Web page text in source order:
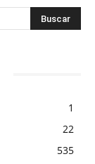
1
22
535